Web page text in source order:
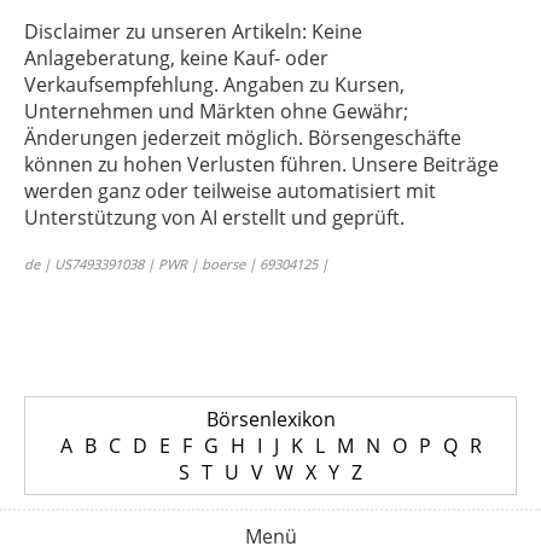
Disclaimer zu unseren Artikeln: Keine
Anlageberatung, keine Kauf- oder
Verkaufsempfehlung. Angaben zu Kursen,
Unternehmen und Märkten ohne Gewähr;
Änderungen jederzeit möglich. Börsengeschäfte
können zu hohen Verlusten führen. Unsere Beiträge
werden ganz oder teilweise automatisiert mit
Unterstützung von AI erstellt und geprüft.
de | US7493391038 | PWR | boerse | 69304125 |
Börsenlexikon
A B C D E F G H I J K L M N O P Q R
S T U V W X Y Z
Menü